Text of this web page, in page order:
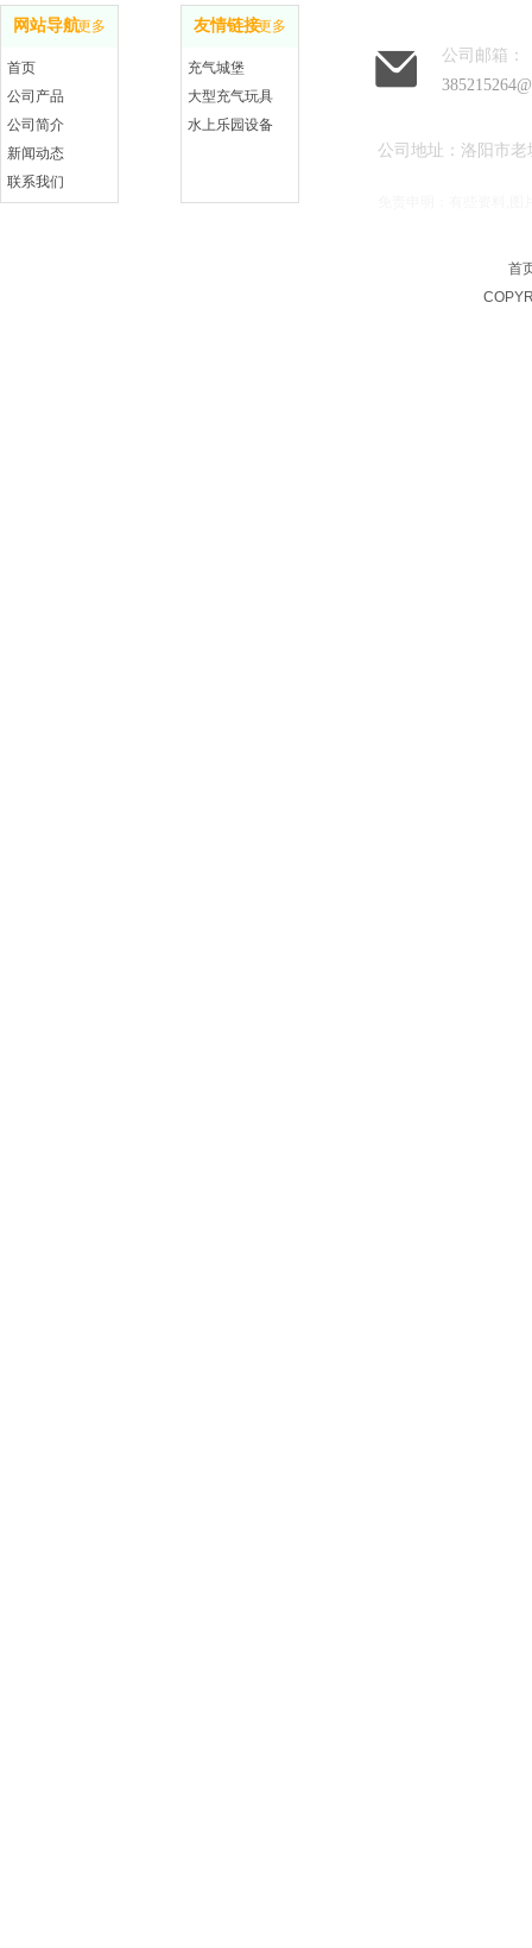
网站导航更多
首页
公司产品
公司简介
新闻动态
联系我们
友情链接更多
充气城堡
大型充气玩具
水上乐园设备
公司邮箱：
公司地址：洛阳市
首